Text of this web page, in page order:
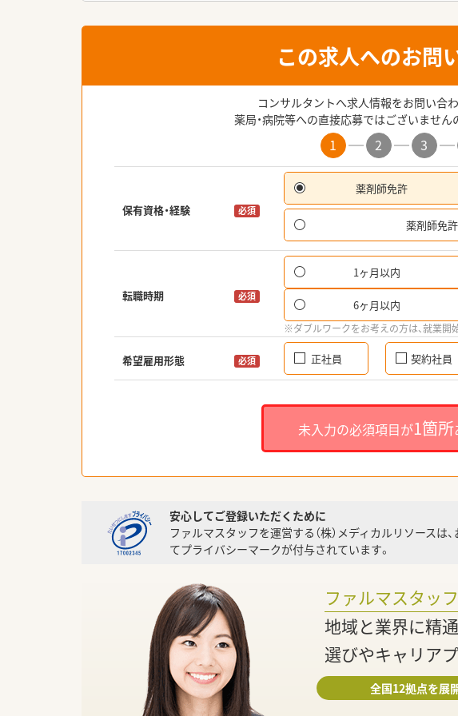
この求人へのお問
コンサルタントへ求人情報をお問い合
薬局・病院等への直接応募ではございません
1 2 3
保有資格・経験 必須
薬剤師免許
薬剤師免許
転職時期 必須
1ヶ月以内
6ヶ月以内
※ダブルワークをお考えの方は、就業開
希望雇用形態 必須 正社員 契約社員
未入力の必須項目が1箇所
安心してご登録いただくために
ファルマスタッフを運営する（株）メディカルリソース
てプライバシーマークが付与されています。
ファルマスタッ
地域と業界に精
選びやキャリア
全国12拠点を展